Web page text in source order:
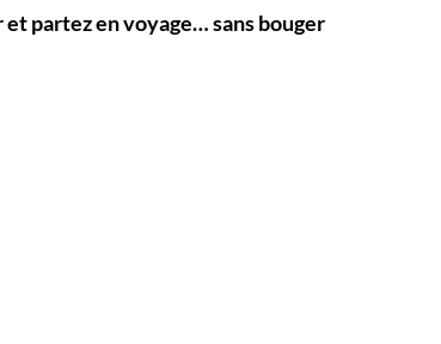
partez en voyage… sans bouger